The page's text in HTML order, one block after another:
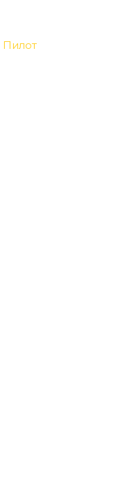
Пилот